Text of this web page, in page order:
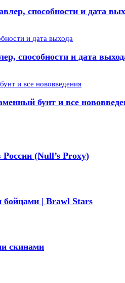
способности и дата
способности и дата
бунт и все
России (Null’s Proxy)
| Brawl Stars
скинами